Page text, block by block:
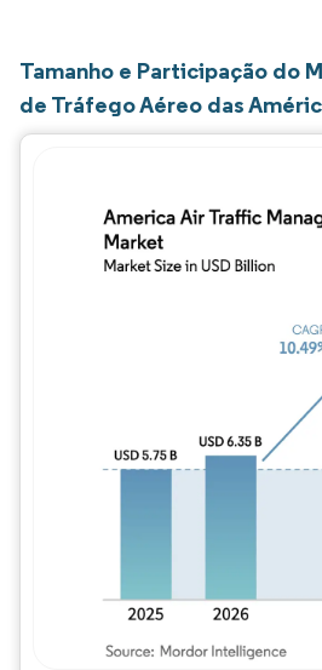
Tamanho e Participação do
de Tráfego Aéreo das